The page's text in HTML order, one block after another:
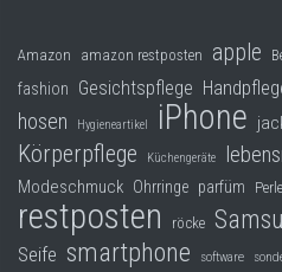
Amazon amazon restposten apple
fashion Gesichtspflege
hosen Hygieneartikel iPhone
Körperpflege Küchengeräte
Modeschmuck Ohrringe parfüm
restposten röcke
Seife smartphone software